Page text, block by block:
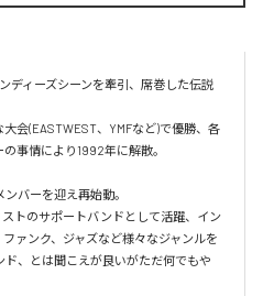
ディーズシーンを牽引、席巻した伝説
会(EASTWEST、YMFなど)で優勝、各
事情により1992年に解散。
バーを迎え再始動。
トのサポートバンドとして活躍、イン
ァンク、ジャズなど様々なジャンルを
、とは聞こえが良いがただ何でもや